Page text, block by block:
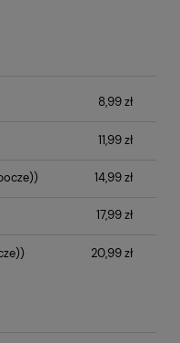
płatności
8,99 zł
11,99 zł
14,99 zł
17,99 zł
20,99 zł